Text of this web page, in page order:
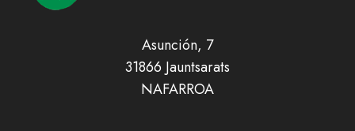
Asunción, 7
31866 Jauntsarats
NAFARROA